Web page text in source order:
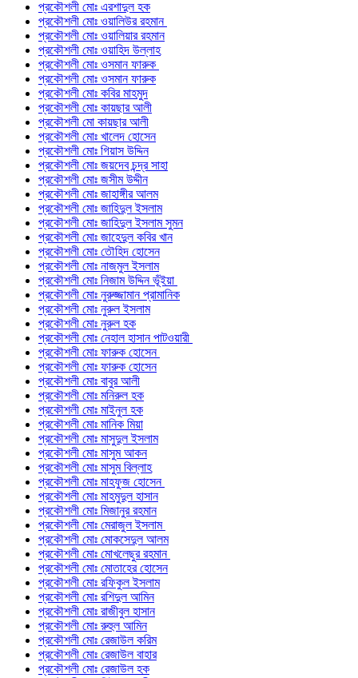
প্রকৌশলী মোঃ এরশাদুল হক
প্রকৌশলী মোঃ ওয়ালিউর রহমান
প্রকৌশলী মোঃ ওয়ালিয়ার রহমান
প্রকৌশলী মোঃ ওয়াহিদ উল্লাহ
প্রকৌশলী মোঃ ওসমান ফারুক
প্রকৌশলী মোঃ ওসমান ফারুক
প্রকৌশলী মোঃ কবির মাহমুদ
প্রকৌশলী মোঃ কায়ছার আলী
প্রকৌশলী মো কায়ছার আলী
প্রকৌশলী মোঃ খালেদ হোসেন
প্রকৌশলী মোঃ গিয়াস উদ্দিন
প্রকৌশলী মোঃ জয়দেব চন্দ্র সাহা
প্রকৌশলী মোঃ জসীম উদ্দীন
প্রকৌশলী মোঃ জাহাঙ্গীর আলম
প্রকৌশলী মোঃ জাহিদুল ইসলাম
প্রকৌশলী মোঃ জাহিদুল ইসলাম সুমন
প্রকৌশলী মোঃ জাহেদুল কবির খান
প্রকৌশলী মোঃ তৌহিদ হোসেন
প্রকৌশলী মোঃ নাজমুল ইসলাম
প্রকৌশলী মোঃ নিজাম উদ্দিন ভূঁইয়া
প্রকৌশলী মোঃ নুরুজ্জামান প্রামানিক
প্রকৌশলী মোঃ নুরুল ইসলাম
প্রকৌশলী মোঃ নুরুল হক
প্রকৌশলী মোঃ নেহাল হাসান পাটওয়ারী
প্রকৌশলী মোঃ ফারুক হোসেন
প্রকৌশলী মোঃ ফারুক হোসেন
প্রকৌশলী মোঃ বাবুর আলী
প্রকৌশলী মোঃ মনিরুল হক
প্রকৌশলী মোঃ মাইনুল হক
প্রকৌশলী মোঃ মানিক মিয়া
প্রকৌশলী মোঃ মাসুদুল ইসলাম
প্রকৌশলী মোঃ মাসুম আকন
প্রকৌশলী মোঃ মাসুম বিল্লাহ
প্রকৌশলী মোঃ মাহফুজ হোসেন
প্রকৌশলী মোঃ মাহমুদুল হাসান
প্রকৌশলী মোঃ মিজানুর রহমান
প্রকৌশলী মোঃ মেরাজুল ইসলাম
প্রকৌশলী মোঃ মোকসেদুল আলম
প্রকৌশলী মোঃ মোখলেছুর রহমান
প্রকৌশলী মোঃ মোতাহের হোসেন
প্রকৌশলী মোঃ রফিকুল ইসলাম
প্রকৌশলী মোঃ রশিদুল আমিন
প্রকৌশলী মোঃ রাজীবুল হাসান
প্রকৌশলী মোঃ রুহুল আমিন
প্রকৌশলী মোঃ রেজাউল করিম
প্রকৌশলী মোঃ রেজাউল বাহার
প্রকৌশলী মোঃ রেজাউল হক